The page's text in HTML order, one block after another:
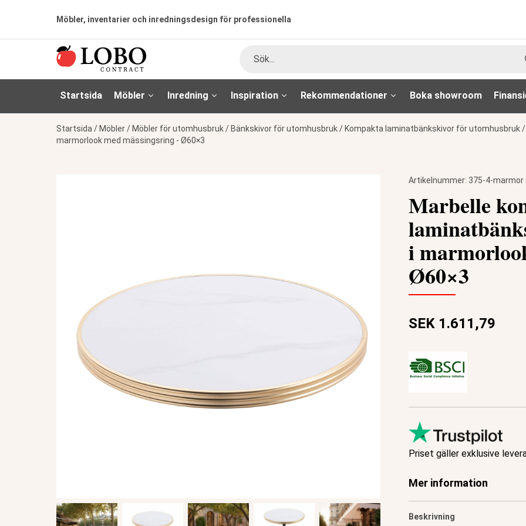
Möbler, inventarier och inredningsdesign för professionella
Startsida Möbler Inredning Inspiration Rekommendationer Boka showroom
Startsida / Möbler/ Möbler för utomhusbruk/ Bänkskivor för utomhusbruk/ Kompakta laminatbänkskivor för utomhusbruk/
marmorlook med mässingsring - Ø60×3
Artikelnummer: 375-4-marmor
Marbelle
i
Ø60×3
SEK 1.611,79
Priset gäller exklusive
Mer information
Beskrivning